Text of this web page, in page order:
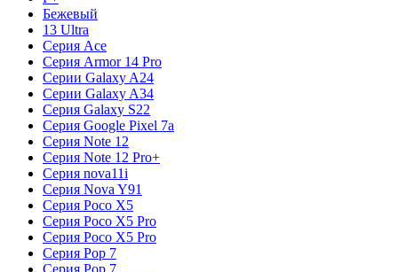
Бежевый
13 Ultra
Серия Ace
Серия Armor 14 Pro
Серии Galaxy A24
Серии Galaxy A34
Серия Galaxy S22
Серия Google Pixel 7a
Серия Note 12
Серия Note 12 Pro+
Серия nova11i
Серия Nova Y91
Серия Poco X5
Серия Poco X5 Pro
Серия Poco X5 Pro
Серия Pop 7
Серия Pop 7